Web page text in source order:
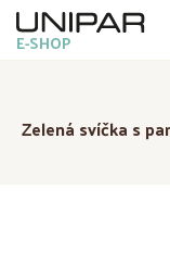
E-SHOP
Zelená svíčka s